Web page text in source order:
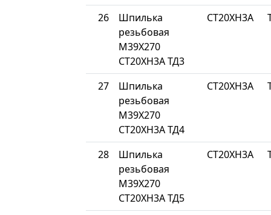
26
Шпилька
резьбовая
М39Х270
СТ20ХН3А ТД3
СТ20ХН3А
27
Шпилька
резьбовая
М39Х270
СТ20ХН3А ТД4
СТ20ХН3А
28
Шпилька
резьбовая
М39Х270
СТ20ХН3А ТД5
СТ20ХН3А